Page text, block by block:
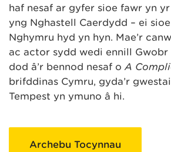
haf nesaf ar gyfer sioe fawr yn
yng Nghastell Caerdydd – ei
Nghymru hyd yn hyn. Mae’r
ac actor sydd wedi ennill
dod â’r bennod nesaf o A
brifddinas Cymru, gyda’r
Tempest yn ymuno â hi.
Archebu Tocynnau